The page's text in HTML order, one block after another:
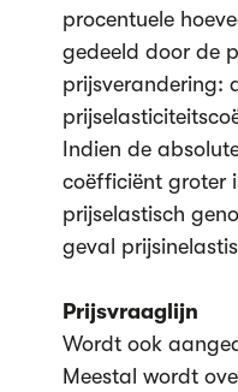
procentuele
gedeeld door de
prijsverandering:
Indien de
coëfficiënt groter
prijselastisch
geval
Prijsvraaglijn
Wordt ook
Meestal wordt